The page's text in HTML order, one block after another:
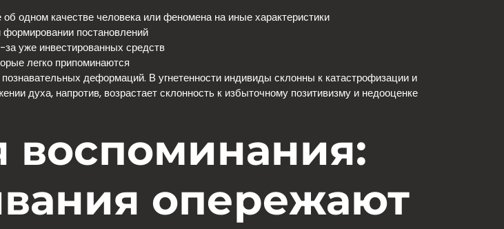
одном качестве человека или феномена на иные характеристики
постановлений
уже инвестированных средств
легко припоминаются
деформаций. В угнетенности индивиды склонны к катастрофизации и
духа, напротив, возрастает склонность к избыточному позитивизму и недооценке
воспоминания:
опережают